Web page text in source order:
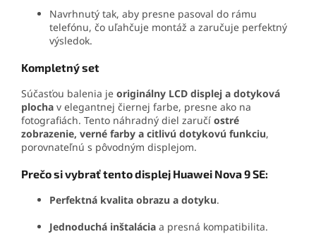
Navrhnutý tak, aby presne pasoval do rámu
telefónu, čo uľahčuje montáž a zaručuje perfektný
výsledok.
Kompletný set
Súčasťou balenia je originálny LCD displej a dotyková
plocha v elegantnej čiernej farbe, presne ako na
fotografiách. Tento náhradný diel zaručí ostré
zobrazenie, verné farby a citlivú dotykovú funkciu,
porovnateľnú s pôvodným displejom.
Prečo si vybrať tento displej Huawei Nova 9 SE:
Perfektná kvalita obrazu a dotyku.
Jednoduchá inštalácia a presná kompatibilita.